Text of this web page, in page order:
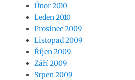
Únor 2010
Leden 2010
Prosinec 2009
Listopad 2009
Říjen 2009
Září 2009
Srpen 2009